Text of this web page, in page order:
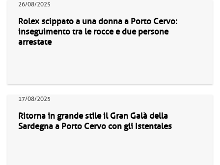
26/08/2025
Rolex scippato a una donna a Porto Cervo:
inseguimento tra le rocce e due persone
arrestate
17/08/2025
Ritorna in grande stile il Gran Galà della
Sardegna a Porto Cervo con gli Istentales